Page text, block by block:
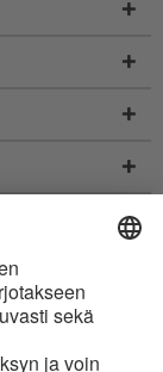
sekä
ole ilmoitettu
Inc.:in omistamia
käyttää niitä
tavaramerkkejä.